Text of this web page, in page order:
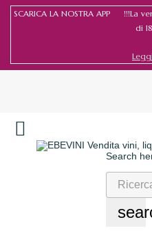
SCARICA LA NOSTRA APP !!!La
di
Search